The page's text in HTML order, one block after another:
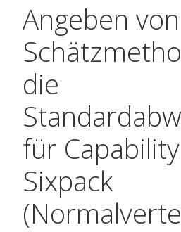
Angeben von
die
für Capability
Sixpack